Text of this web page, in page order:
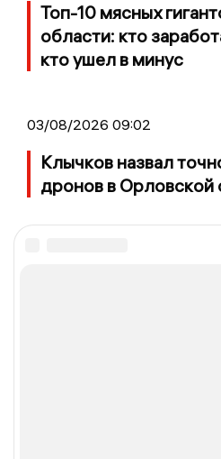
Топ-10 мясных
области: кто
кто ушел в минус
03/08/2026 09:02
Клычков назвал
дронов в Орловской